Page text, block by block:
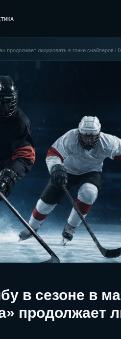
продолжает лидировать в гонке снайперов
в сезоне в
продолжает